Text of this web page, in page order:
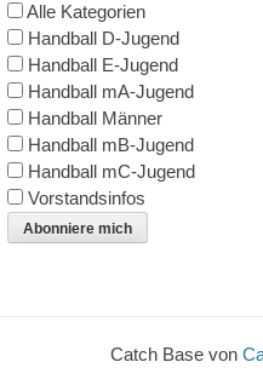
Alle Kategorien
Handball D-Jugend
Handball E-Jugend
Handball mA-Jugend
Handball Männer
Handball mB-Jugend
Handball mC-Jugend
Vorstandsinfos
Abonniere mich
Catch Base von